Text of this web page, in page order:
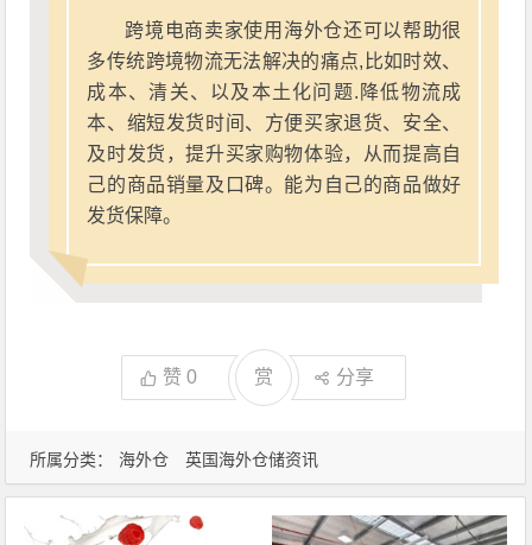
所属分类： 海外仓 英国海外仓储资讯
跨境电商卖家使用海外仓还可以帮助很
多传统跨境物流无法解决的痛点,比如时效、
成本、清关、以及本土化问题.降低物流成
本、缩短发货时间、方便买家退货、安全、
及时发货，提升买家购物体验，从而提高自
己的商品销量及口碑。能为自己的商品做好
发货保障。
赞0 赏 分享